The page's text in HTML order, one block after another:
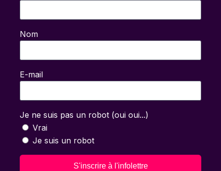
Nom
E-mail
Je ne suis pas un robot (oui oui...)
Vrai
Je suis un robot
S'inscrire à l'infolettre